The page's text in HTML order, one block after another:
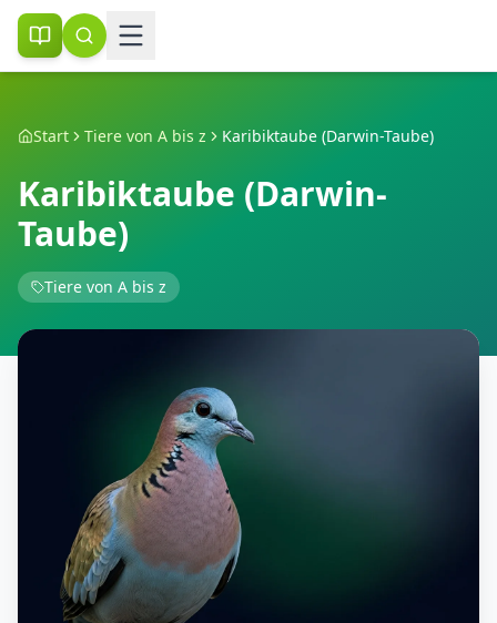
Start Tiere von A bis z Karibiktaube (Darwin-Taube)
Karibiktaube (Darwin-
Taube)
Tiere von A bis z